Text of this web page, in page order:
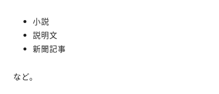
小説
説明文
新聞記事
など。